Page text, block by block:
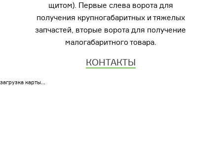
щитом). Первые слева ворота для
получения крупногабаритных и тяжелых
запчастей, вторые ворота для получение
малогабаритного товара.
КОНТАКТЫ
загрузка карты...